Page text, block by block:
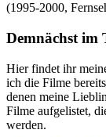
(1995-2000,
Demnächst im
Hier findet ihr
ich die Filme
denen meine
Filme aufgelistet,
werden.